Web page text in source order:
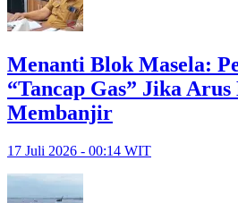
Menanti Blok Masela:
“Tancap Gas” Jika
Membanjir
17 Juli 2026 - 00:14 WIT